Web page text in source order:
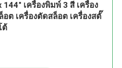
144" เครื่องพิมพ์ 3 สี เครื่อง
อต เครื่องตัดสล็อต เครื่องสตั๊
ต้